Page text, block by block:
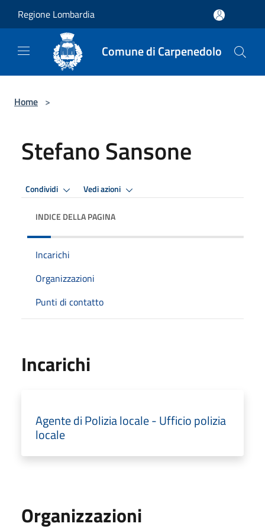
Regione Lombardia
Comune di Carpenedolo
Home >
Stefano Sansone
Condividi Vedi azioni
INDICE DELLA PAGINA
Incarichi
Organizzazioni
Punti di contatto
Incarichi
Agente di Polizia locale - Ufficio polizia
locale
Organizzazioni